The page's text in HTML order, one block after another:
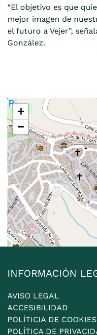
“El objetivo es que
mejor imagen de
el futuro a Vejer”,
González.
+
−
INFORMACIÓN
AVISO LEGAL
ACCESIBILIDAD
POLÍTICIA DE COOKIES
POLÍTICA DE